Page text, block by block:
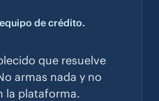
de crédito.
que resuelve
armas nada y no
la plataforma.